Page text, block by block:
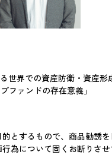
世界での資産防衛・資産形
ファンドの存在意義」
とするもので、商品勧誘
為について固くお断りさ